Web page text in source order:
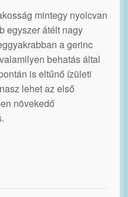
mintegy nyolcvan
egyszer átélt nagy
a gerinc
behatás által
is eltűnő ízületi
lehet az első
növekedő